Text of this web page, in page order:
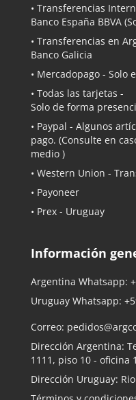
• Transferencias
Banco España BBVA
• Transferencias en
Banco Galicia
• Mercadopago - Solo
• Todas las tarjetas -
Solo de forma
• Paypal - Algunos
pago. (Consulte en
medio )
• Western Union -
• Payoneer
• Prex - Uruguay
Información
Argentina Whatsapp:
Uruguay Whatsapp:
Correo:
Dirección Argentina:
1111, piso 10 - oficina
Dirección Uruguay: